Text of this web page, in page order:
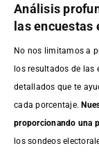
Análisis
las
No nos limitamos a
los resultados de las
detallados que te
cada porcentaje.
proporcionando una
los sondeos